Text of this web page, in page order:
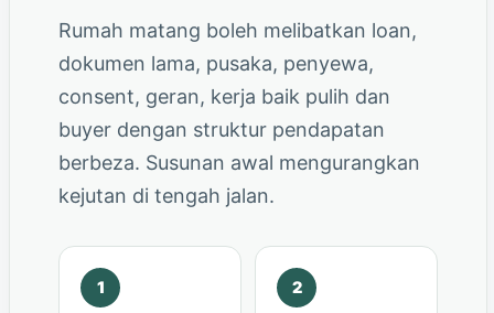
Rumah matang boleh melibatkan loan,
dokumen lama, pusaka, penyewa,
consent, geran, kerja baik pulih dan
buyer dengan struktur pendapatan
berbeza. Susunan awal mengurangkan
kejutan di tengah jalan.
1 2